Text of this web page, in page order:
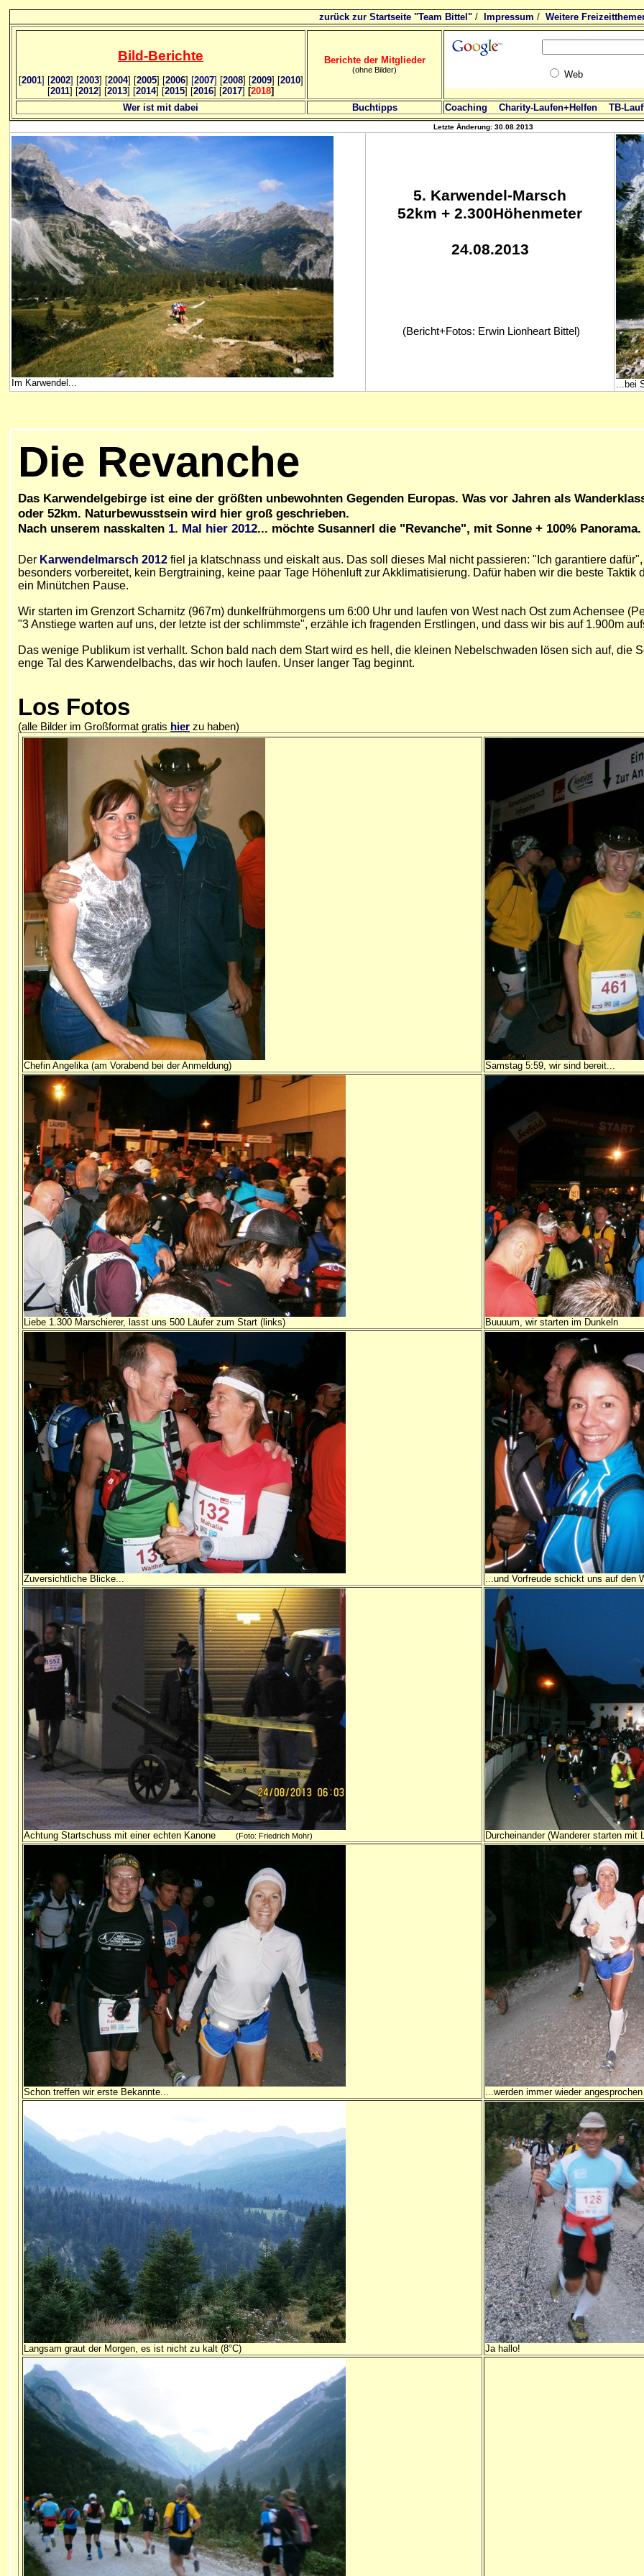
zurück zur Startseite "Team Bittel"/ Impressum / Weitere
Bild-Berichte
[2001] [2002] [2003] [2004] [2005] [2006] [2007] [2008] [2009] [2010]
[2011] [2012] [2013] [2014] [2015] [2016] [2017] [2018]
Berichte der Mitglieder
(ohne Bilder) Web
Wer ist mit dabei Buchtipps Coaching Charity-Laufen+Helfen TB-
Letzte Änderung: 30.08.2013
Im Karwendel...
5. Karwendel-Marsch
52km + 2.300Höhenmeter
24.08.2013
(Bericht+Fotos: Erwin Lionheart Bittel)
...bei
Die Revanche
Das Karwendelgebirge ist eine der größten unbewohnten Gegenden Europas. Was vor Jahren als
oder 52km. Naturbewusstsein wird hier groß geschrieben.
Nach unserem nasskalten 1. Mal hier 2012... möchte Susannerl die "Revanche", mit Sonne + 100% Panorama.
Der Karwendelmarsch 2012 fiel ja klatschnass und eiskalt aus. Das soll dieses Mal nicht passieren: "Ich garantiere
besonders vorbereitet, kein Bergtraining, keine paar Tage Höhenluft zur Akklimatisierung. Dafür haben wir die beste
ein Minütchen Pause.
Wir starten im Grenzort Scharnitz (967m) dunkelfrühmorgens um 6:00 Uhr und laufen von West nach Ost zum Achensee
"3 Anstiege warten auf uns, der letzte ist der schlimmste", erzähle ich fragenden Erstlingen, und dass wir bis auf 1.900m
Das wenige Publikum ist verhallt. Schon bald nach dem Start wird es hell, die kleinen Nebelschwaden lösen sich auf, die
enge Tal des Karwendelbachs, das wir hoch laufen. Unser langer Tag beginnt.
Los Fotos
(alle Bilder im Großformat gratis hier zu haben)
Chefin Angelika (am Vorabend bei der Anmeldung) Samstag 5:59, wir sind bereit...
Liebe 1.300 Marschierer, lasst uns 500 Läufer zum Start (links) Buuuum, wir starten im Dunkeln
Zuversichtliche Blicke... ...und Vorfreude schickt uns auf den
Achtung Startschuss mit einer echten Kanone (Foto: Friedrich Mohr) Durcheinander (Wanderer starten mit
Schon treffen wir erste Bekannte... ...werden immer wieder angesprochen
Langsam graut der Morgen, es ist nicht zu kalt (8°C) Ja hallo!